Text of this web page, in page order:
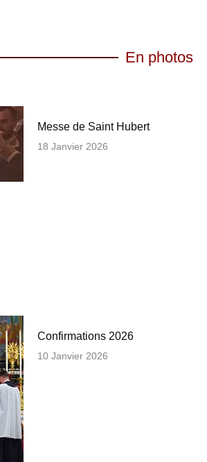
En photos
Messe de Saint Hubert
18 Janvier 2026
Confirmations 2026
10 Janvier 2026